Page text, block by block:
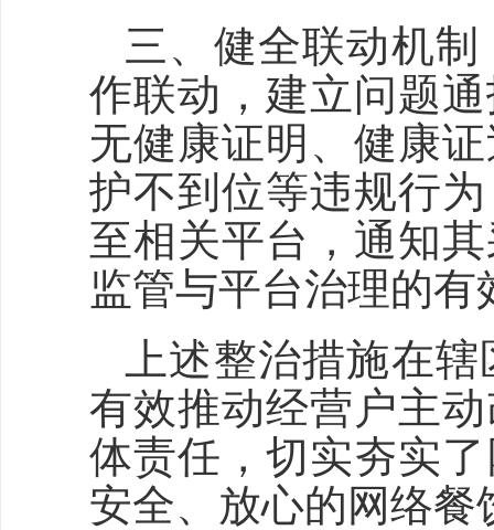
三、健全联动机
作联动，建立问题
无健康证明、健康
护不到位等违规行
至相关平台，通知
监管与平台治理的有
上述整治措施在
有效推动经营户主
体责任，切实夯实
安全、放心的网络餐